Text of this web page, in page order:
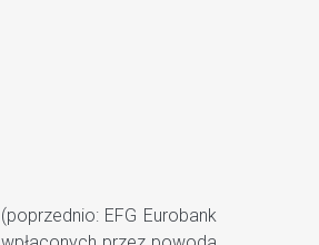
EFG Eurobank